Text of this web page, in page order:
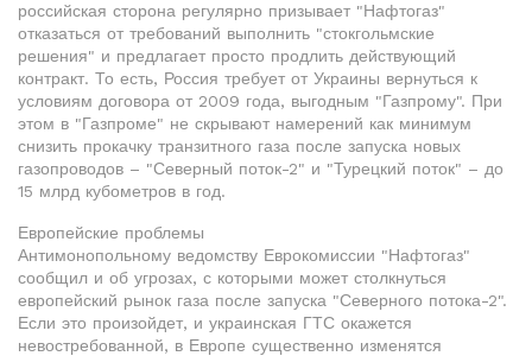
российская сторона регулярно призывает "Нафтогаз"
отказаться от требований выполнить "стокгольмские
решения" и предлагает просто продлить действующий
контракт. То есть, Россия требует от Украины вернуться к
условиям договора от 2009 года, выгодным "Газпрому". При
этом в "Газпроме" не скрывают намерений как минимум
снизить прокачку транзитного газа после запуска новых
газопроводов – "Северный поток-2" и "Турецкий поток" – до
15 млрд кубометров в год.
Европейские проблемы
Антимонопольному ведомству Еврокомиссии "Нафтогаз"
сообщил и об угрозах, с которыми может столкнуться
европейский рынок газа после запуска "Северного потока-2".
Если это произойдет, и украинская ГТС окажется
невостребованной, в Европе существенно изменятся